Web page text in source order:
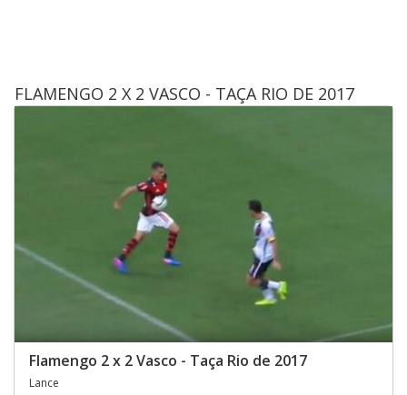
FLAMENGO 2 X 2 VASCO - TAÇA RIO DE 2017
Flamengo 2 x 2 Vasco - Taça Rio de 2017
Lance